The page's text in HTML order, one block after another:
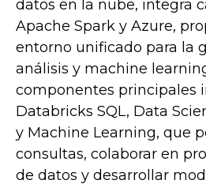
datos en la nube, integra
Apache Spark y Azure,
entorno unificado para la
análisis y machine
componentes principales
Databricks SQL, Data
y Machine Learning, que
consultas, colaborar en
de datos y desarrollar